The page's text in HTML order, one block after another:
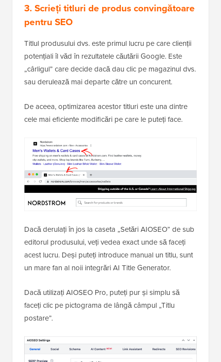
3. Scrieți titluri de produs convingătoare
pentru SEO
Titlul produsului dvs. este primul lucru pe care clienții
potențiali îl văd în rezultatele căutării Google. Este
„cârligul” care decide dacă dau clic pe magazinul dvs.
sau derulează mai departe către un concurent.
De aceea, optimizarea acestor titluri este una dintre
cele mai eficiente modificări pe care le puteți face.
Dacă derulați în jos la caseta „Setări AIOSEO” de sub
editorul produsului, veți vedea exact unde să faceți
acest lucru. Deși puteți introduce manual un titlu, sunt
un mare fan al noii integrări AI Title Generator.
Dacă utilizați AIOSEO Pro, puteți pur și simplu să
faceți clic pe pictograma de lângă câmpul „Titlu
postare”.